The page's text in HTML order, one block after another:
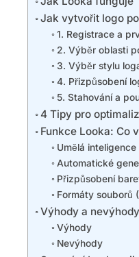
Jak vytvořit logo
1. Registrace a
2. Výběr oblasti
3. Výběr stylu
4. Přizpůsobení
5. Stahování a
4 Tipy pro
Funkce Looka: Co
Umělá inteligence
Automatické
Přizpůsobení
Formáty souborů
Výhody a
Výhody
Nevýhody